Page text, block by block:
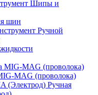
Шипы и
шин
Ручной
MAG (проволока)
Ручная